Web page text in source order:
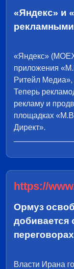
«Яндекс» и
«Яндекс»
приложения
Ритейл Медиа»,
Теперь
рекламу и
площадках
Директ».
https://
Ормуз
добивается
переговорах
Власти Ирана